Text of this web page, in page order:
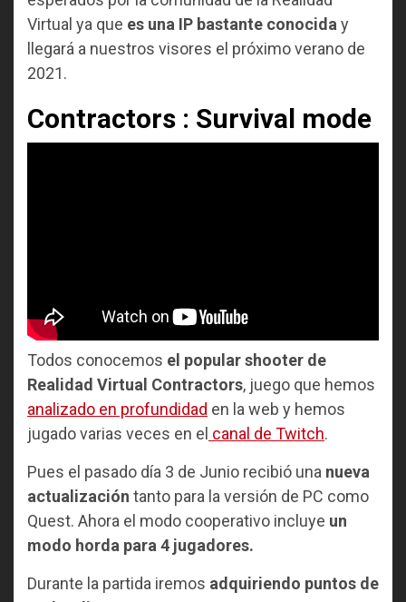
Virtual ya que es una IP bastante conociday
llegará a nuestros visores el próximo verano de
2021.
Contractors : Survival mode
Todos conocemos el popular shooter de
Realidad Virtual Contractors, juego que hemos
analizado en profundidad en la web y hemos
jugado varias veces en el canal de Twitch.
Pues el pasado día 3 de Junio recibió una nueva
actualización tanto para la versión de PC como
Quest. Ahora el modo cooperativo incluye un
modo horda para 4 jugadores.
Durante la partida iremos adquiriendo puntos de